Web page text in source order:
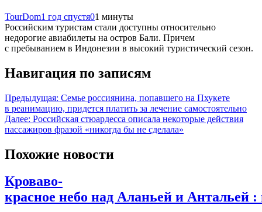
TourDom1 год спустя01 минуты
Российским туристам стали доступны относительно
недорогие авиабилеты на остров Бали. Причем
с пребыванием в Индонезии в высокий туристический сезон.
Навигация по записям
Предыдущая: Семье россиянина, попавшего на Пхукете
в реанимацию, придется платить за лечение самостоятельно
Далее: Российская стюардесса описала некоторые действия
пассажиров фразой «никогда бы не сделала»
Похожие новости
Кроваво-
красное небо над Аланьей и Антальей